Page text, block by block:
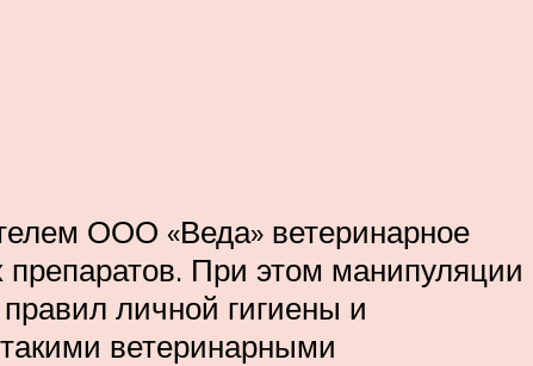
ООО «Веда» ветеринарное
препаратов. При этом манипуляции
личной гигиены и
ветеринарными